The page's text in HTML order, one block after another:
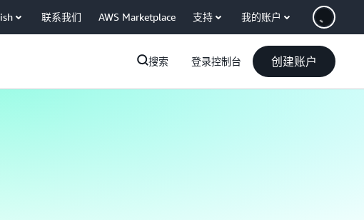
联系我们 AWS Marketplace 支持 我的账户
搜索 登录控制台 创建账户